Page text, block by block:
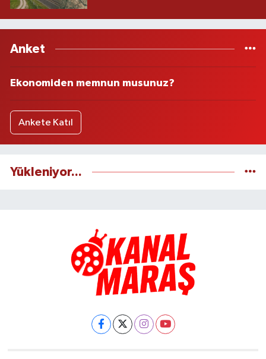
Anket
Ekonomiden memnun musunuz?
Ankete Katıl
Yükleniyor...